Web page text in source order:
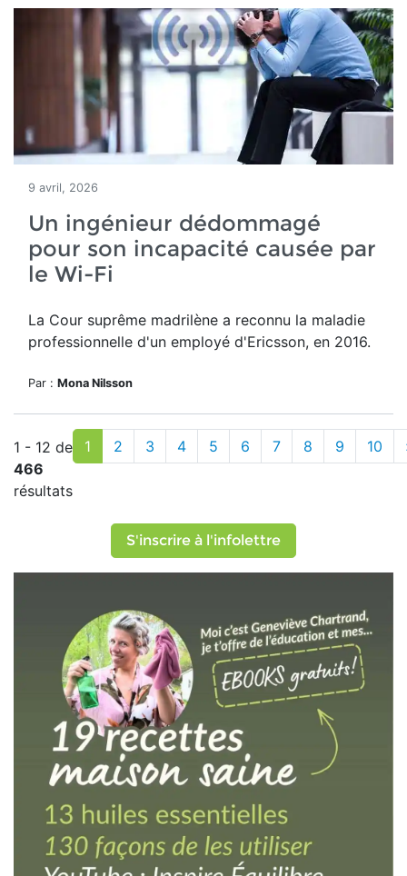
9 avril, 2026
Un ingénieur dédommagé
pour son incapacité causée par
le Wi-Fi
La Cour suprême madrilène a reconnu la maladie
professionnelle d'un employé d'Ericsson, en 2016.
Par : Mona Nilsson
1 - 12 de
466
résultats
1 2 3 4 5 6 7 8 9 10
S'inscrire à l'infolettre